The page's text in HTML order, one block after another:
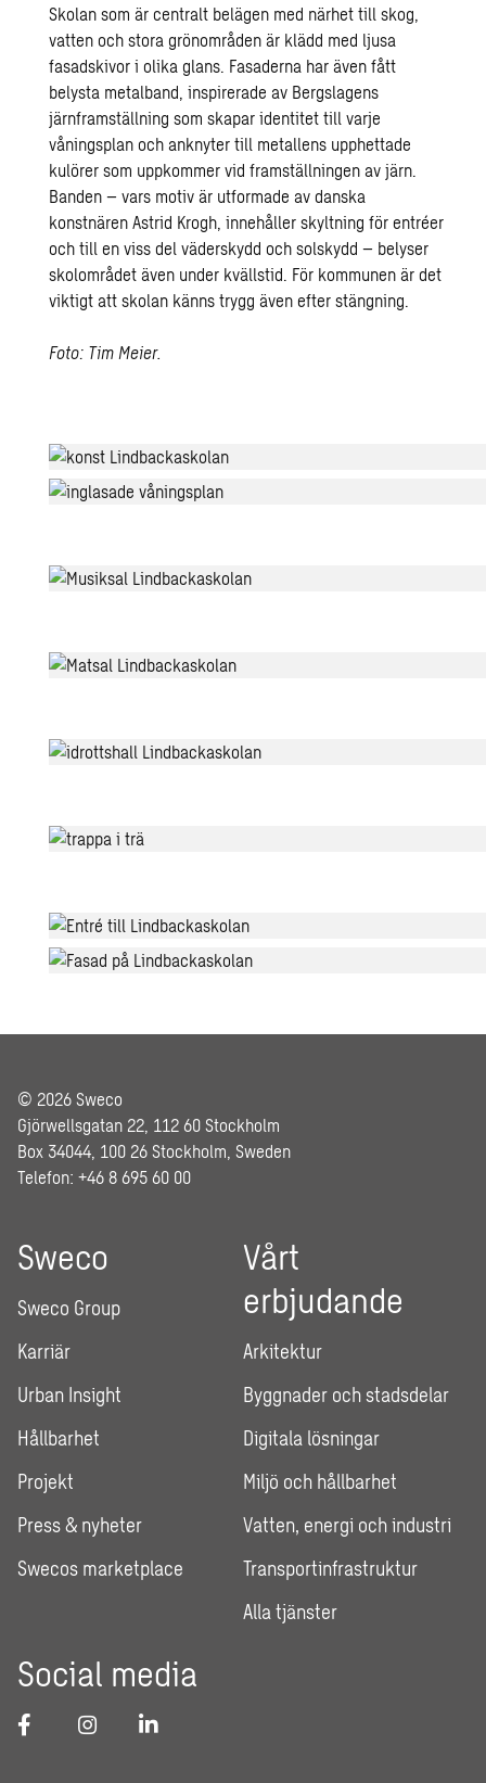
Skolan som är centralt belägen med närhet till skog,
vatten och stora grönområden är klädd med ljusa
fasadskivor i olika glans. Fasaderna har även fått
belysta metalband, inspirerade av Bergslagens
järnframställning som skapar identitet till varje
våningsplan och anknyter till metallens upphettade
kulörer som uppkommer vid framställningen av järn.
Banden – vars motiv är utformade av danska
konstnären Astrid Krogh, innehåller skyltning för entréer
och till en viss del väderskydd och solskydd – belyser
skolområdet även under kvällstid. För kommunen är det
viktigt att skolan känns trygg även efter stängning.
Foto: Tim Meier.
© 2026 Sweco
Gjörwellsgatan 22, 112 60 Stockholm
Box 34044, 100 26 Stockholm, Sweden
Telefon: +46 8 695 60 00
Sweco
Sweco Group
Karriär
Urban Insight
Hållbarhet
Projekt
Press & nyheter
Swecos marketplace
Vårt
erbjudande
Arkitektur
Byggnader och stadsdelar
Digitala lösningar
Miljö och hållbarhet
Vatten, energi och industri
Transportinfrastruktur
Alla tjänster
Social media